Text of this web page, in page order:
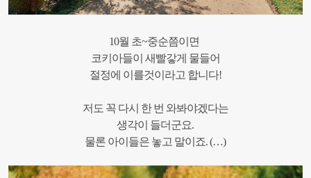
10월 초~중순쯤이면
코키아들이 새빨갛게 물들어
절정에 이를것이라고 합니다!
저도 꼭 다시 한 번 와봐야겠다는
생각이 들더군요.
물론 아이들은 놓고 말이죠. (…)